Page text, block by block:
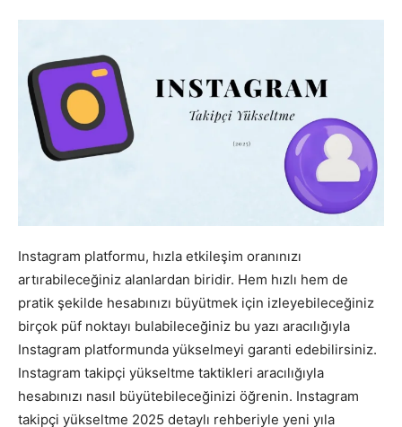
SEM,
ASO,
UI/UX
Instagram platformu, hızla etkileşim oranınızı
artırabileceğiniz alanlardan biridir. Hem hızlı hem de
pratik şekilde hesabınızı büyütmek için izleyebileceğiniz
birçok püf noktayı bulabileceğiniz bu yazı aracılığıyla
Instagram platformunda yükselmeyi garanti edebilirsiniz.
Instagram takipçi yükseltme taktikleri aracılığıyla
hesabınızı nasıl büyütebileceğinizi öğrenin. Instagram
takipçi yükseltme 2025 detaylı rehberiyle yeni yıla